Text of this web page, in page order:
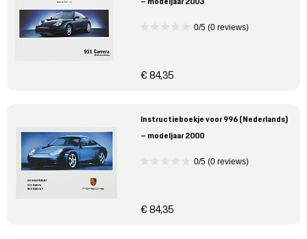
0/5 (0 reviews)
€ 84,35
Instructieboekje voor 996 (Nederlands)
– modeljaar 2000
0/5 (0 reviews)
€ 84,35